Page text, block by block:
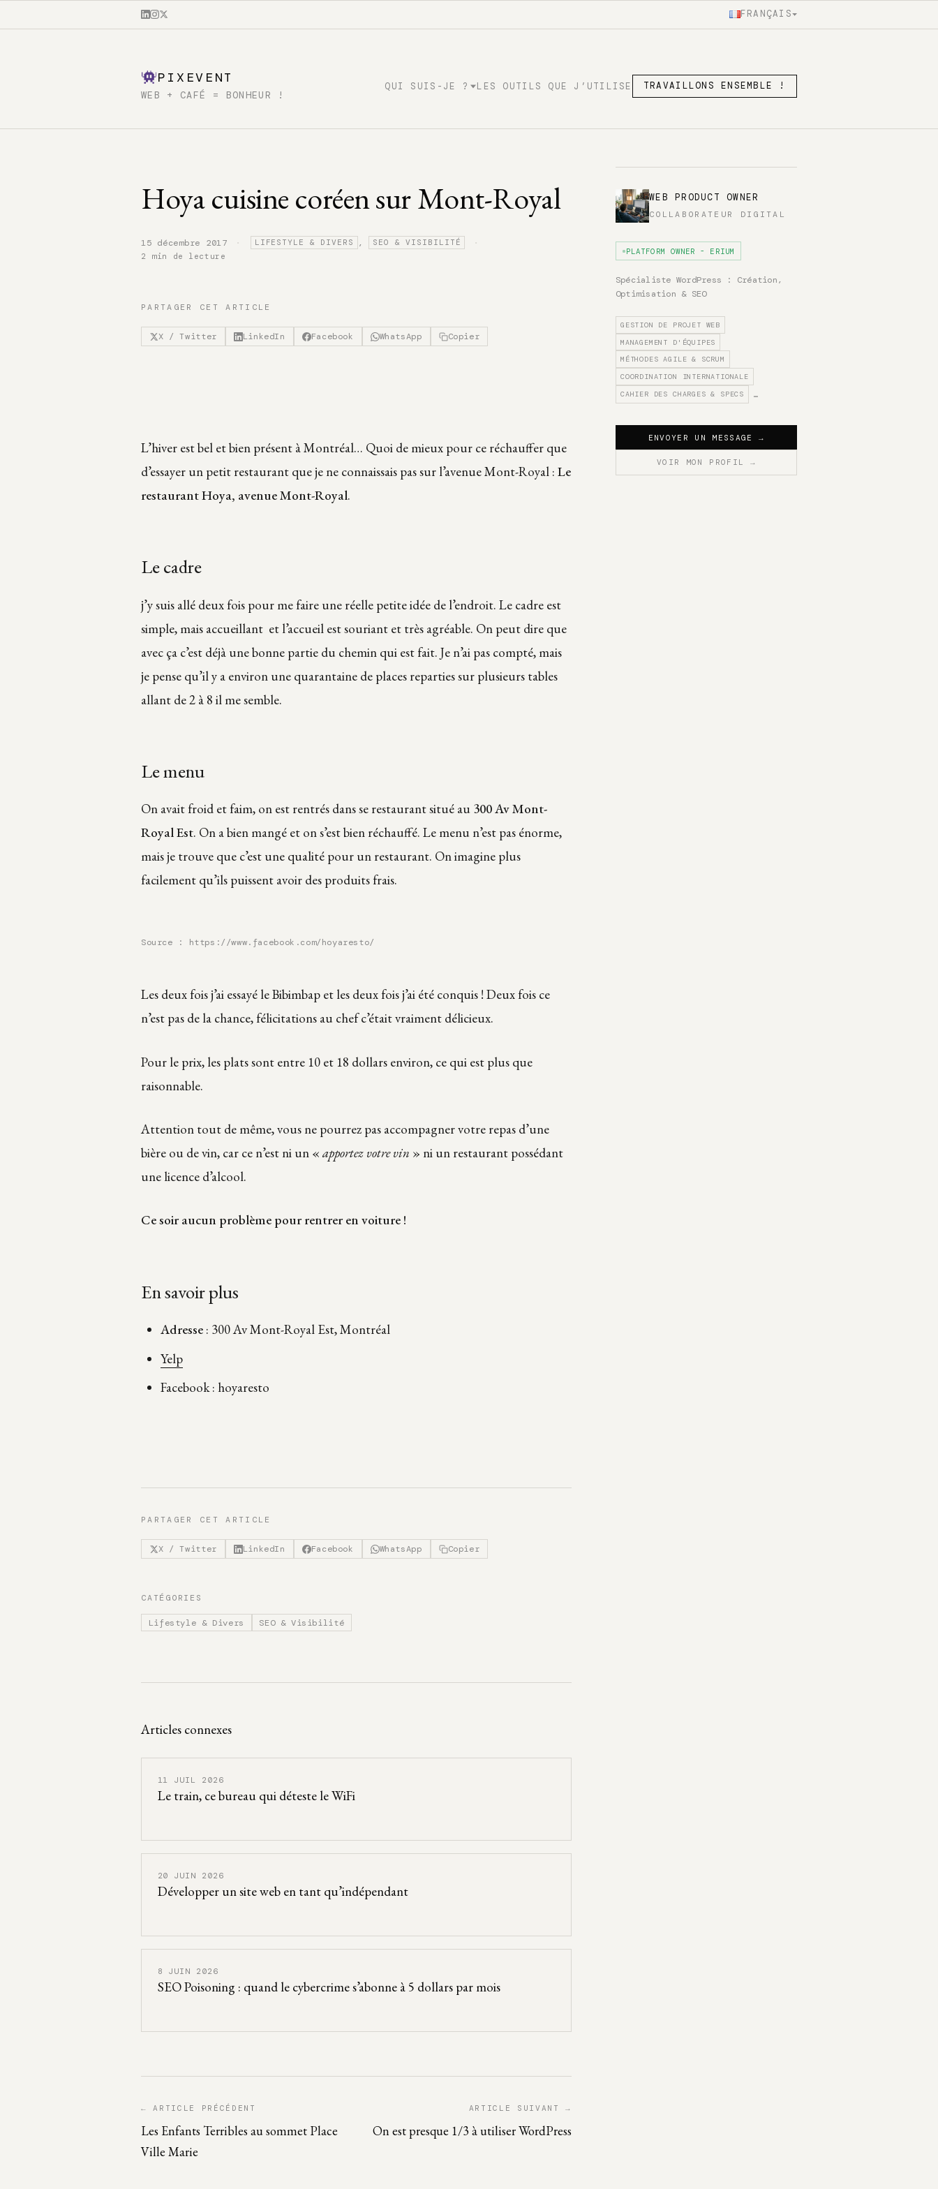
FRANÇAIS
PIXEVENT
WEB + CAFÉ = BONHEUR !
QUI SUIS-JE ? LES OUTILS QUE J’UTILISE TRAVAILLONS ENSEMBLE !
Hoya cuisine coréen sur Mont-Royal
15 décembre 2017 · LIFESTYLE & DIVERS , SEO & VISIBILITÉ ·
2 min de lecture
PARTAGER CET ARTICLE
X / Twitter LinkedIn Facebook WhatsApp Copier
L’hiver est bel et bien présent à Montréal… Quoi de mieux pour ce réchauffer que
d’essayer un petit restaurant que je ne connaissais pas sur l’avenue Mont-Royal : Le
restaurant Hoya, avenue Mont-Royal.
Le cadre
j’y suis allé deux fois pour me faire une réelle petite idée de l’endroit. Le cadre est
simple, mais accueillant et l’accueil est souriant et très agréable. On peut dire que
avec ça c’est déjà une bonne partie du chemin qui est fait. Je n’ai pas compté, mais
je pense qu’il y a environ une quarantaine de places reparties sur plusieurs tables
allant de 2 à 8 il me semble.
Le menu
On avait froid et faim, on est rentrés dans se restaurant situé au 300 Av Mont-
Royal Est. On a bien mangé et on s’est bien réchauffé. Le menu n’est pas énorme,
mais je trouve que c’est une qualité pour un restaurant. On imagine plus
facilement qu’ils puissent avoir des produits frais.
Source : https://www.facebook.com/hoyaresto/
Les deux fois j’ai essayé le Bibimbap et les deux fois j’ai été conquis ! Deux fois ce
n’est pas de la chance, félicitations au chef c’était vraiment délicieux.
Pour le prix, les plats sont entre 10 et 18 dollars environ, ce qui est plus que
raisonnable.
Attention tout de même, vous ne pourrez pas accompagner votre repas d’une
bière ou de vin, car ce n’est ni un « apportez votre vin » ni un restaurant possédant
une licence d’alcool.
Ce soir aucun problème pour rentrer en voiture !
En savoir plus
Adresse : 300 Av Mont-Royal Est, Montréal
Yelp
Facebook : hoyaresto
PARTAGER CET ARTICLE
X / Twitter LinkedIn Facebook WhatsApp Copier
CATÉGORIES
Lifestyle & Divers SEO & Visibilité
Articles connexes
11 JUIL 2026
Le train, ce bureau qui déteste le WiFi
20 JUIN 2026
Développer un site web en tant qu’indépendant
8 JUIN 2026
SEO Poisoning : quand le cybercrime s’abonne à 5 dollars par mois
← ARTICLE PRÉCÉDENT
Les Enfants Terribles au sommet Place
Ville Marie
ARTICLE SUIVANT →
On est presque 1/3 à utiliser WordPress
WEB PRODUCT OWNER
COLLABORATEUR DIGITAL
PLATFORM OWNER - ERIUM
Spécialiste WordPress : Création,
Optimisation & SEO
GESTION DE PROJET WEB
MANAGEMENT D'ÉQUIPES
MÉTHODES AGILE & SCRUM
COORDINATION INTERNATIONALE
CAHIER DES CHARGES & SPECS
…
ENVOYER UN MESSAGE→
VOIR MON PROFIL →